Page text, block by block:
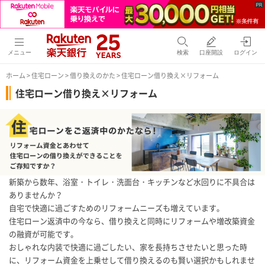
メニュー 検索 口座開設 ログイン
ホーム>住宅ローン>借り換えのかた> 住宅ローン借り換え×リフォーム
住宅ローン借り換え×リフォーム
新築から数年、浴室・トイレ・洗面台・キッチンなど水回りに不具合は
ありませんか？
自宅で快適に過ごすためのリフォームニーズも増えています。
住宅ローン返済中の今なら、借り換えと同時にリフォームや増改築資金
の融資が可能です。
おしゃれな内装で快適に過ごしたい、家を長持ちさせたいと思った時
に、リフォーム資金を上乗せして借り換えるのも賢い選択かもしれませ